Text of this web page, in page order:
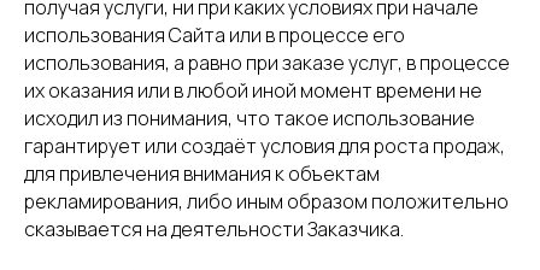
получая услуги, ни при каких условиях при начале
использования Сайта или в процессе его
использования, а равно при заказе услуг, в процессе
их оказания или в любой иной момент времени не
исходил из понимания, что такое использование
гарантирует или создаёт условия для роста продаж,
для привлечения внимания к объектам
рекламирования, либо иным образом положительно
сказывается на деятельности Заказчика.